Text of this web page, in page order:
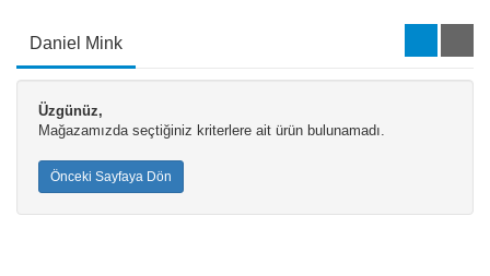
Daniel Mink
Üzgünüz,
Mağazamızda seçtiğiniz kriterlere ait ürün bulunamadı.
Önceki Sayfaya Dön